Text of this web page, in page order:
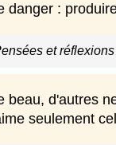
:
et
d'autres
seulement